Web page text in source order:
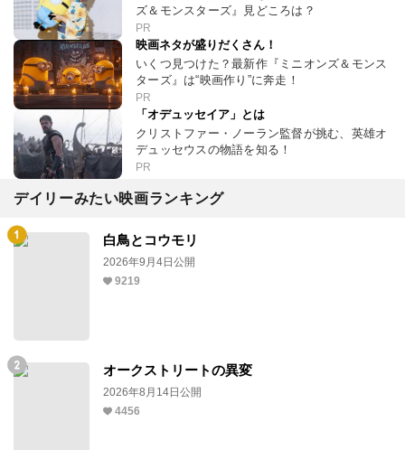
ズ＆モンスターズ』見どころは？
PR
映画ネタが盛りだくさん！
いくつ見つけた？最新作『ミニオンズ＆モンス
ターズ』は“映画作り”に奔走！
PR
「オデュッセイア」とは
クリストファー・ノーラン監督が挑む、英雄オ
デュッセウスの物語を知る！
PR
デイリーみたい映画ランキング
白鳥とコウモリ
2026年9月4日公開
9219
オークストリートの異変
2026年8月14日公開
4456